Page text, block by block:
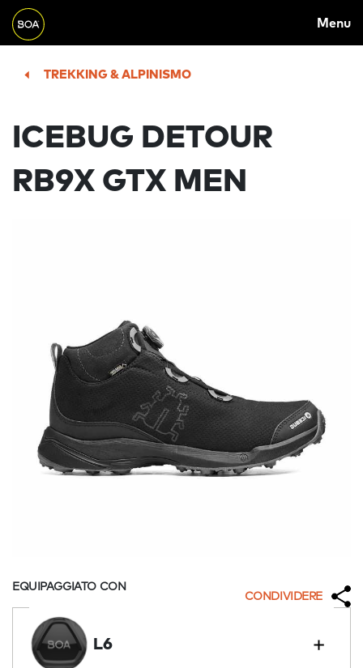
Skip to main content
NAVIGATION
Menu
Begin main content
TREKKING & ALPINISMO
ICEBUG DETOUR
RB9X GTX MEN
CONDIVIDERE
EQUIPAGGIATO CON
L6